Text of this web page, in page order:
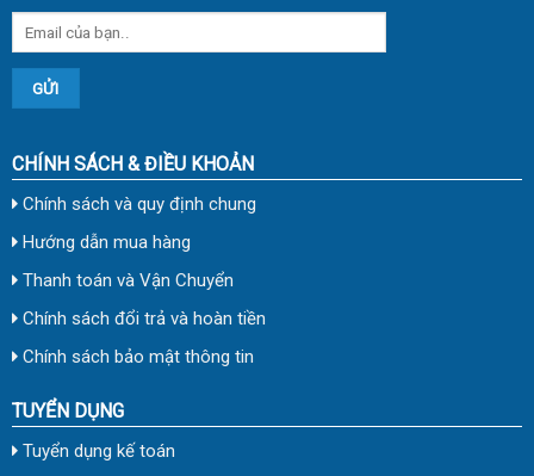
CHÍNH SÁCH & ĐIỀU KHOẢN
Chính sách và quy định chung
Hướng dẫn mua hàng
Thanh toán và Vận Chuyển
Chính sách đổi trả và hoàn tiền
Chính sách bảo mật thông tin
TUYỂN DỤNG
Tuyển dụng kế toán